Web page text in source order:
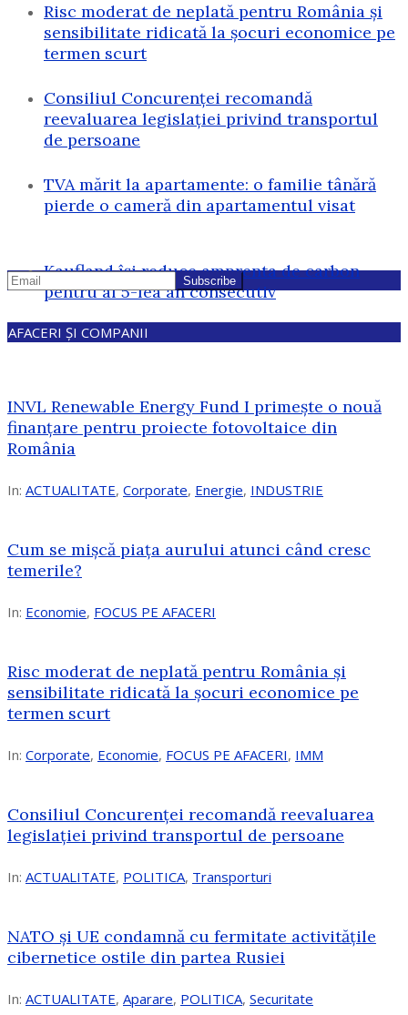
Risc moderat de neplată pentru România și
sensibilitate ridicată la șocuri economice pe
termen scurt
Consiliul Concurenței recomandă
reevaluarea legislației privind transportul
de persoane
TVA mărit la apartamente: o familie tânără
pierde o cameră din apartamentul visat
Kaufland își reduce amprenta de carbon
pentru al 5-lea an consecutiv
AFACERI ȘI COMPANII
INVL Renewable Energy Fund I primește o nouă
finanțare pentru proiecte fotovoltaice din
România
In: ACTUALITATE, Corporate, Energie, INDUSTRIE
Cum se mișcă piața aurului atunci când cresc
temerile?
In: Economie, FOCUS PE AFACERI
Risc moderat de neplată pentru România și
sensibilitate ridicată la șocuri economice pe
termen scurt
In: Corporate, Economie, FOCUS PE AFACERI, IMM
Consiliul Concurenței recomandă reevaluarea
legislației privind transportul de persoane
In: ACTUALITATE, POLITICA, Transporturi
NATO și UE condamnă cu fermitate activitățile
cibernetice ostile din partea Rusiei
In: ACTUALITATE, Aparare, POLITICA, Securitate